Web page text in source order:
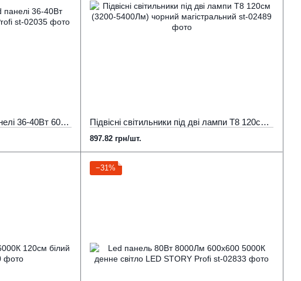
Драйвер для матової led панелі 36-40Вт 600мА 60-70В LED STORY Profi Підвісні світильники під дві лампи Т8 120см (3200-5400Лм) чорний магістральний
897.82 грн/шт.
−31%